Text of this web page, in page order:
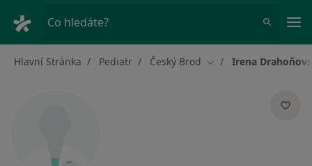
Co hledáte?
Hlavní Stránka Pediatr Český Brod Změna města
Irena